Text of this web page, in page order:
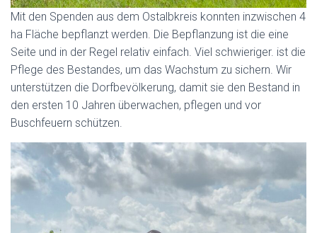
Mit den Spenden aus dem Ostalbkreis konnten inzwischen 4
ha Fläche bepflanzt werden. Die Bepflanzung ist die eine
Seite und in der Regel relativ einfach. Viel schwieriger. ist die
Pflege des Bestandes, um das Wachstum zu sichern. Wir
unterstützen die Dorfbevölkerung, damit sie den Bestand in
den ersten 10 Jahren überwachen, pflegen und vor
Buschfeuern schützen.